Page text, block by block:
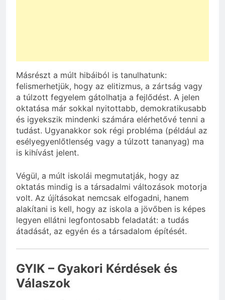
Másrészt a múlt hibáiból is tanulhatunk:
felismerhetjük, hogy az elitizmus, a zártság vagy
a túlzott fegyelem gátolhatja a fejlődést. A jelen
oktatása már sokkal nyitottabb, demokratikusabb
és igyekszik mindenki számára elérhetővé tenni a
tudást. Ugyanakkor sok régi probléma (például az
esélyegyenlőtlenség vagy a túlzott tananyag) ma
is kihívást jelent.
Végül, a múlt iskolái megmutatják, hogy az
oktatás mindig is a társadalmi változások motorja
volt. Az újításokat nemcsak elfogadni, hanem
alakítani is kell, hogy az iskola a jövőben is képes
legyen ellátni legfontosabb feladatát: a tudás
átadását, az egyén és a társadalom építését.
GYIK – Gyakori Kérdések és
Válaszok